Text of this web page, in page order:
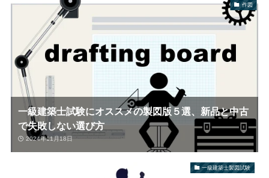
作図
一級建築士試験にオススメの製図版５選、新品と中古
で失敗しない選び方
2024年11月18日
一級建築士製図試験